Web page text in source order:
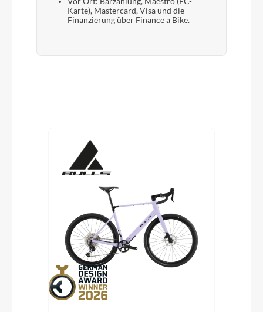
Karte), Mastercard, Visa und die
Finanzierung über Finance a Bike.